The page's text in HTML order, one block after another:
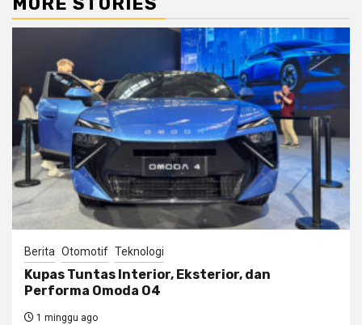
Berita Otomotif Teknologi
Kupas Tuntas Interior, Eksterior, dan
Performa Omoda O4
1 minggu ago